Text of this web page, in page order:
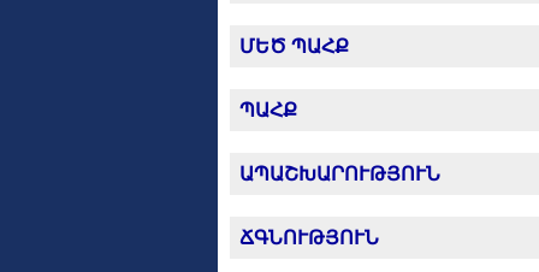
ՄԵԾ ՊԱՀՔ
ՊԱՀՔ
ԱՊԱՇԽԱՐՈՒԹՅՈՒՆ
ՃԳՆՈՒԹՅՈՒՆ